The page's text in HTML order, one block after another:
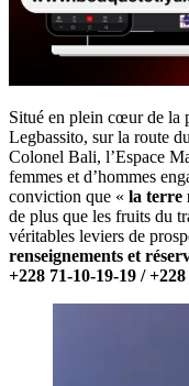
Situé en plein cœur de la
Legbassito, sur la route
Colonel Bali, l’Espace
femmes et d’hommes
conviction que « la terre
de plus que les fruits du
véritables leviers de
renseignements et
+228 71-10-19-19 /